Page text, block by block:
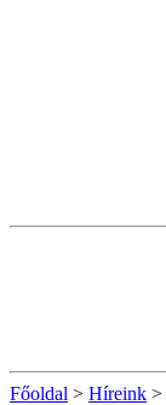
Főoldal > Híreink >